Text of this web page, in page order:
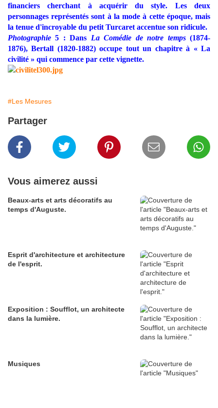
financiers cherchant à acquérir du style. Les deux
personnages représentés sont à la mode à cette époque, mais
la tenue d'incroyable du petit Turcaret accentue son ridicule.
Photographie 5 : Dans La Comédie de notre temps(1874-
1876), Bertall (1820-1882) occupe tout un chapitre à « La
civilité » qui commence par cette vignette.
#Les Mesures
Partager
Vous aimerez aussi
Beaux-arts et arts décoratifs au
temps d'Auguste.
Esprit d'architecture et architecture
de l'esprit.
Exposition : Soufflot, un architecte
dans la lumière.
Musiques